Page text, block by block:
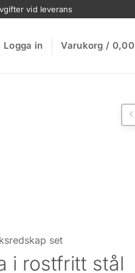
vid leverans
Logga in Varukorg / 0,00
set
i rostfritt stål